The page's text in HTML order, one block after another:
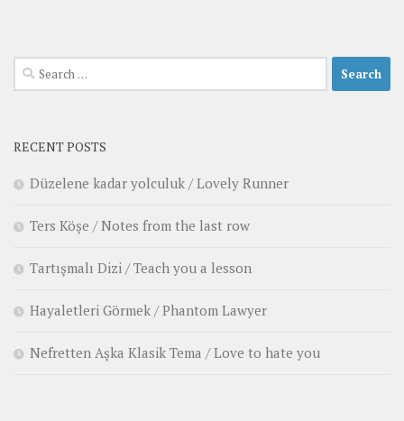
Search
for:
RECENT POSTS
Düzelene kadar yolculuk / Lovely Runner
Ters Köşe / Notes from the last row
Tartışmalı Dizi / Teach you a lesson
Hayaletleri Görmek / Phantom Lawyer
Nefretten Aşka Klasik Tema / Love to hate you